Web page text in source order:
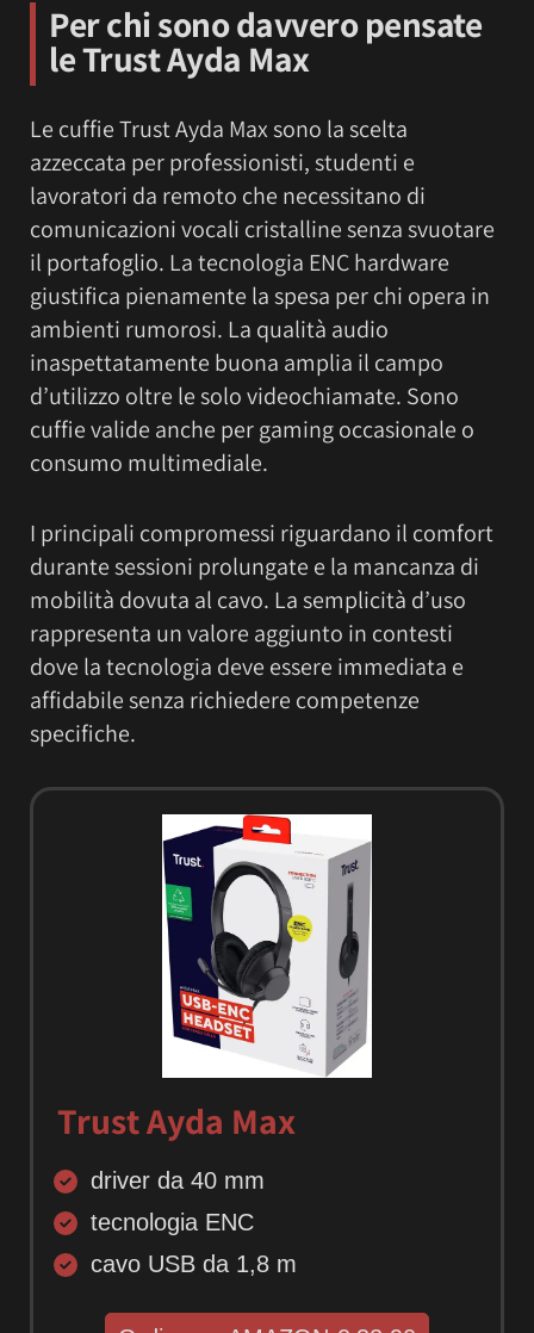
Per chi sono davvero pensate
le Trust Ayda Max
Le cuffie Trust Ayda Max sono la scelta
azzeccata per professionisti, studenti e
lavoratori da remoto che necessitano di
comunicazioni vocali cristalline senza svuotare
il portafoglio. La tecnologia ENC hardware
giustifica pienamente la spesa per chi opera in
ambienti rumorosi. La qualità audio
inaspettatamente buona amplia il campo
d’utilizzo oltre le solo videochiamate. Sono
cuffie valide anche per gaming occasionale o
consumo multimediale.
I principali compromessi riguardano il comfort
durante sessioni prolungate e la mancanza di
mobilità dovuta al cavo. La semplicità d’uso
rappresenta un valore aggiunto in contesti
dove la tecnologia deve essere immediata e
affidabile senza richiedere competenze
specifiche.
Trust Ayda Max
driver da 40 mm
tecnologia ENC
cavo USB da 1,8 m